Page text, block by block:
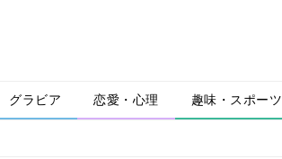
グラビア 恋愛・心理 趣味・スポーツ